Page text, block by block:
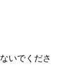
いでくださ